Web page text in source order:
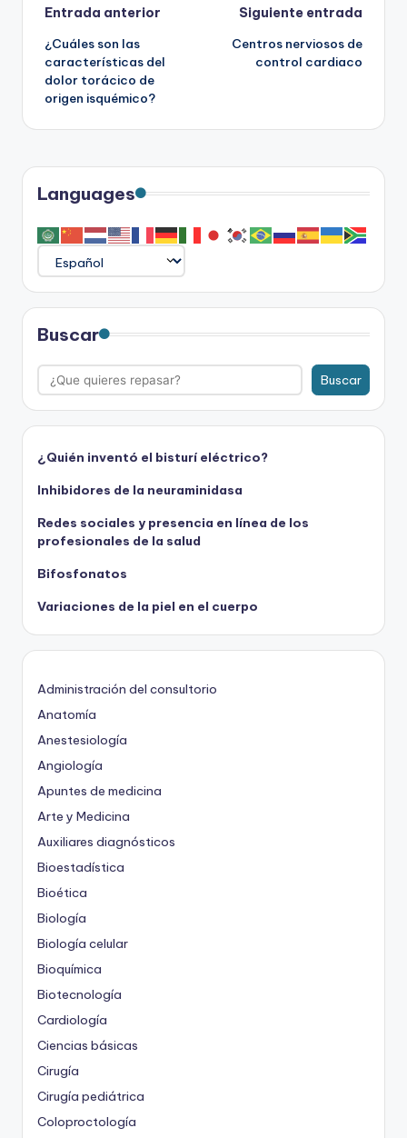
Navegación
de
entradas
Entrada anterior
¿Cuáles son las
características del
dolor torácico de
origen isquémico?
Siguiente entrada
Centros nerviosos de
control cardiaco
Languages
Buscar
Buscar
¿Quién inventó el bisturí eléctrico?
Inhibidores de la neuraminidasa
Redes sociales y presencia en línea de los
profesionales de la salud
Bifosfonatos
Variaciones de la piel en el cuerpo
Administración del consultorio
Anatomía
Anestesiología
Angiología
Apuntes de medicina
Arte y Medicina
Auxiliares diagnósticos
Bioestadística
Bioética
Biología
Biología celular
Bioquímica
Biotecnología
Cardiología
Ciencias básicas
Cirugía
Cirugía pediátrica
Coloproctología